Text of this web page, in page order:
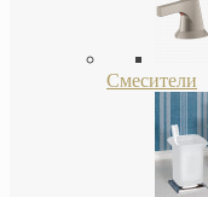
Смесители